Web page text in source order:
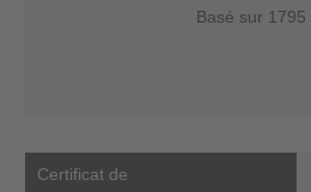
Basé sur 1795
Certificat de